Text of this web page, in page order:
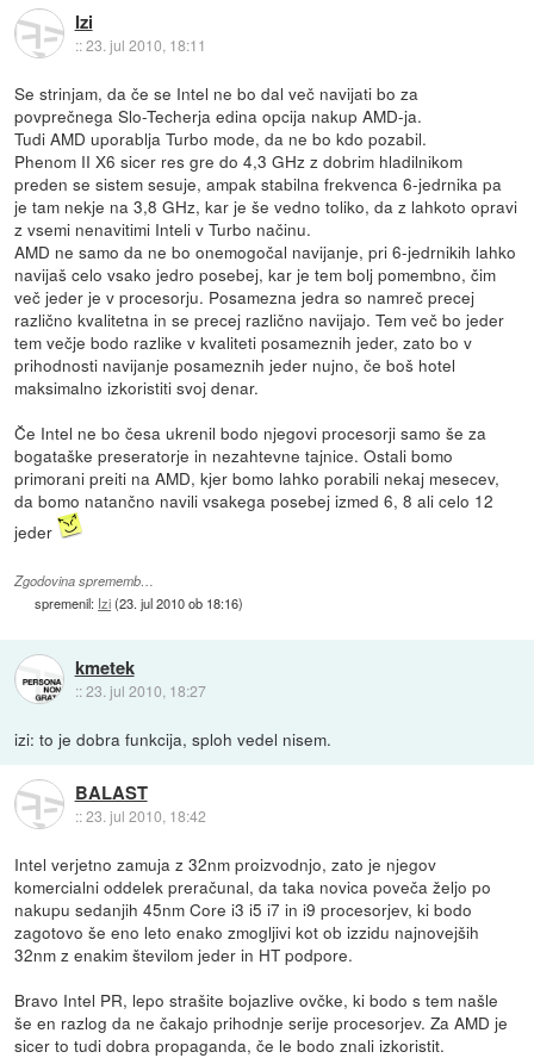
Izi
::23. jul 2010, 18:11
Se strinjam, da če se Intel ne bo dal več navijati bo za
povprečnega Slo-Techerja edina opcija nakup AMD-ja.
Tudi AMD uporablja Turbo mode, da ne bo kdo pozabil.
Phenom II X6 sicer res gre do 4,3 GHz z dobrim hladilnikom
preden se sistem sesuje, ampak stabilna frekvenca 6-jedrnika pa
je tam nekje na 3,8 GHz, kar je še vedno toliko, da z lahkoto opravi
z vsemi nenavitimi Inteli v Turbo načinu.
AMD ne samo da ne bo onemogočal navijanje, pri 6-jedrnikih lahko
navijaš celo vsako jedro posebej, kar je tem bolj pomembno, čim
več jeder je v procesorju. Posamezna jedra so namreč precej
različno kvalitetna in se precej različno navijajo. Tem več bo jeder
tem večje bodo razlike v kvaliteti posameznih jeder, zato bo v
prihodnosti navijanje posameznih jeder nujno, če boš hotel
maksimalno izkoristiti svoj denar.
Če Intel ne bo česa ukrenil bodo njegovi procesorji samo še za
bogataške preseratorje in nezahtevne tajnice. Ostali bomo
primorani preiti na AMD, kjer bomo lahko porabili nekaj mesecev,
da bomo natančno navili vsakega posebej izmed 6, 8 ali celo 12
jeder
Zgodovina sprememb…
spremenil: Izi(23. jul 2010 ob 18:16)
kmetek
::23. jul 2010, 18:27
izi: to je dobra funkcija, sploh vedel nisem.
BALAST
::23. jul 2010, 18:42
Intel verjetno zamuja z 32nm proizvodnjo, zato je njegov
komercialni oddelek preračunal, da taka novica poveča željo po
nakupu sedanjih 45nm Core i3 i5 i7 in i9 procesorjev, ki bodo
zagotovo še eno leto enako zmogljivi kot ob izzidu najnovejših
32nm z enakim številom jeder in HT podpore.
Bravo Intel PR, lepo strašite bojazlive ovčke, ki bodo s tem našle
še en razlog da ne čakajo prihodnje serije procesorjev. Za AMD je
sicer to tudi dobra propaganda, če le bodo znali izkoristit.